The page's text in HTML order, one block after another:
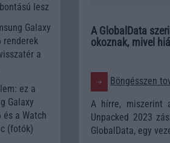
A GlobalData
okoznak, mivel
Böngésszen
A hírre, miszerint
Unpacked 2023
GlobalData, egy
lesz
Galaxy
renderek
a
ez a
Galaxy
és a Watch
(fotók)